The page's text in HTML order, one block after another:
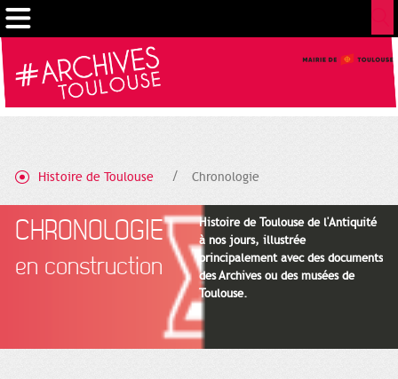
Histoire de Toulouse Chronologie
CHRONOLOGIE
en construction
Histoire de Toulouse de l'Antiquité
à nos jours, illustrée
principalement avec des documents
des Archives ou des musées de
Toulouse.
Gestion de vos préférences sur les cookies